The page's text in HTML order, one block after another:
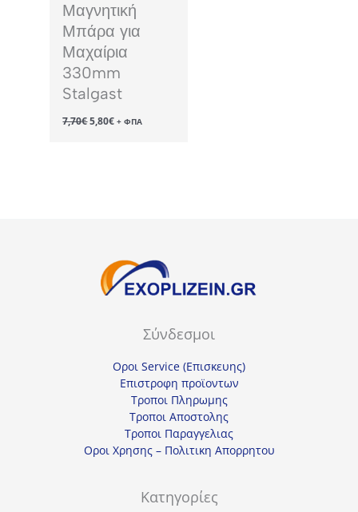
Μαγνητική
Μπάρα για
Μαχαίρια
330mm
Stalgast
7,70€Original
price
5,80€Η+ ΦΠΑ
Σύνδεσμοι
Οροι Service (Επισκευης)
Επιστροφη προϊοντων
Τροποι Πληρωμης
Τροποι Αποστολης
Τροποι Παραγγελιας
Οροι Χρησης – Πολιτικη Απορρητου
Κατηγορίες